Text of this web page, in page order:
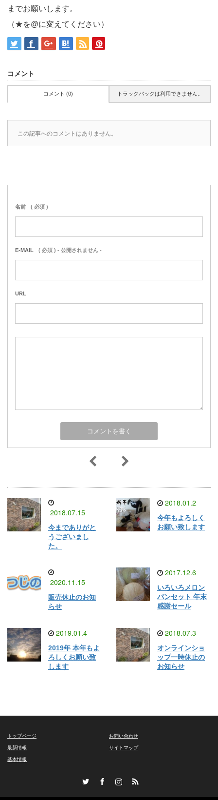
までお願いします。
（★を@に変えてください）
コメント
コメント (0) トラックバックは利用できません。
この記事へのコメントはありません。
名前 ( 必須 )
E-MAIL ( 必須 ) - 公開されません -
URL
2018.07.15
今までありがと
うございまし
た。
2018.01.2
今年もよろしく
お願い致します
2020.11.15
販売休止のお知
らせ
2017.12.6
いろいろメロン
パンセット 年末
感謝セール
2019.01.4
2019年 本年もよ
ろしくお願い致
します
2018.07.3
オンラインショ
ップ一時休止の
お知らせ
トップページ
最新情報
基本情報
お問い合わせ
サイトマップ
InstagramRSS